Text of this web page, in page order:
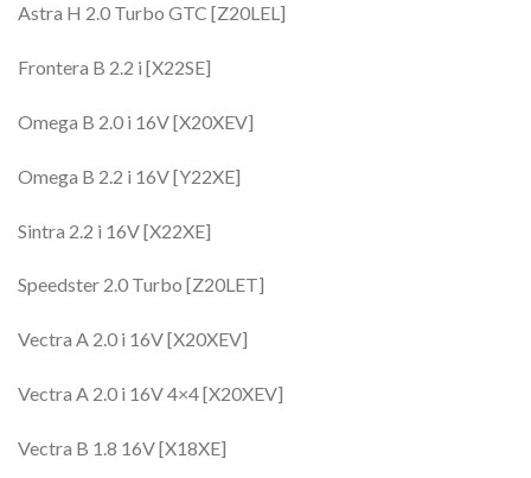
Astra H 2.0 Turbo GTC [Z20LEL]
Frontera B 2.2 i [X22SE]
Omega B 2.0 i 16V [X20XEV]
Omega B 2.2 i 16V [Y22XE]
Sintra 2.2 i 16V [X22XE]
Speedster 2.0 Turbo [Z20LET]
Vectra A 2.0 i 16V [X20XEV]
Vectra A 2.0 i 16V 4×4 [X20XEV]
Vectra B 1.8 16V [X18XE]